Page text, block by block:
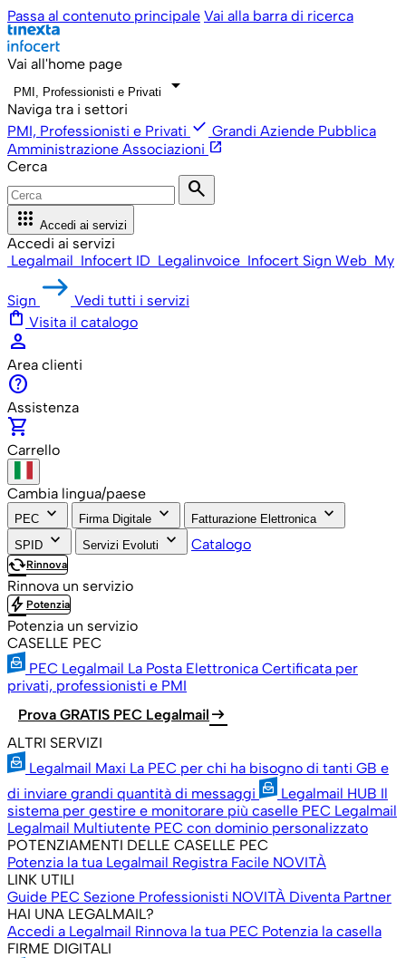
Passa al contenuto principale Vai alla barra di ricerca
Vai all'home page
PMI, Professionisti e Privati arrow_drop_down
Naviga tra i settori
PMI, Professionisti e Privati check Grandi Aziende Pubblica
Amministrazione Associazioni open_in_new
Cerca
search
apps Accedi ai servizi
Accedi ai servizi
Legalmail Infocert ID Legalinvoice Infocert Sign Web My
Sign Vedi tutti i servizi
shopping_bag Visita il catalogo
person
Area clienti
help
Assistenza
shopping_cart
Carrello
Cambia lingua/paese
PEC keyboard_arrow_down Firma Digitale keyboard_arrow_down Fatturazione Elettronica keyboard_arrow_down
SPID keyboard_arrow_down Servizi Evoluti keyboard_arrow_down Catalogo
cachedRinnova
Rinnova un servizio
bolt Potenzia
Potenzia un servizio
CASELLE PEC
PEC Legalmail La Posta Elettronica Certificata per
privati, professionisti e PMI
Prova GRATIS PEC Legalmail arrow_right_alt
ALTRI SERVIZI
Legalmail Maxi La PEC per chi ha bisogno di tanti GB e
di inviare grandi quantità di messaggi
Legalmail HUB Il
sistema per gestire e monitorare più caselle PEC Legalmail
Legalmail Multiutente PEC con dominio personalizzato
POTENZIAMENTI DELLE CASELLE PEC
Potenzia la tua Legalmail Registra Facile NOVITÀ
LINK UTILI
Guide PEC Sezione Professionisti NOVITÀ Diventa Partner
HAI UNA LEGALMAIL?
Accedi a Legalmail Rinnova la tua PEC Potenzia la casella
FIRME DIGITALI